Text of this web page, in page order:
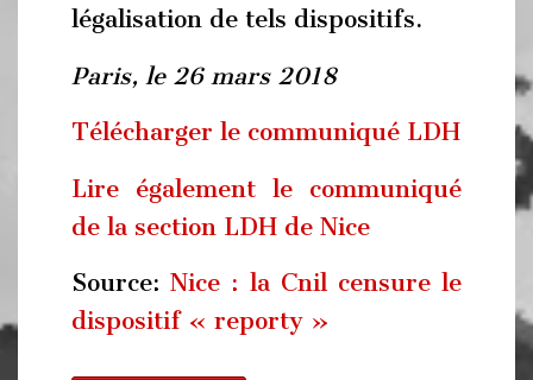
légalisation de tels dispositifs.
Paris, le 26 mars 2018
Télécharger le communiqué LDH
Lire également le communiqué
de la section LDH de Nice
Source:Nice : la Cnil censure le
dispositif « reporty »